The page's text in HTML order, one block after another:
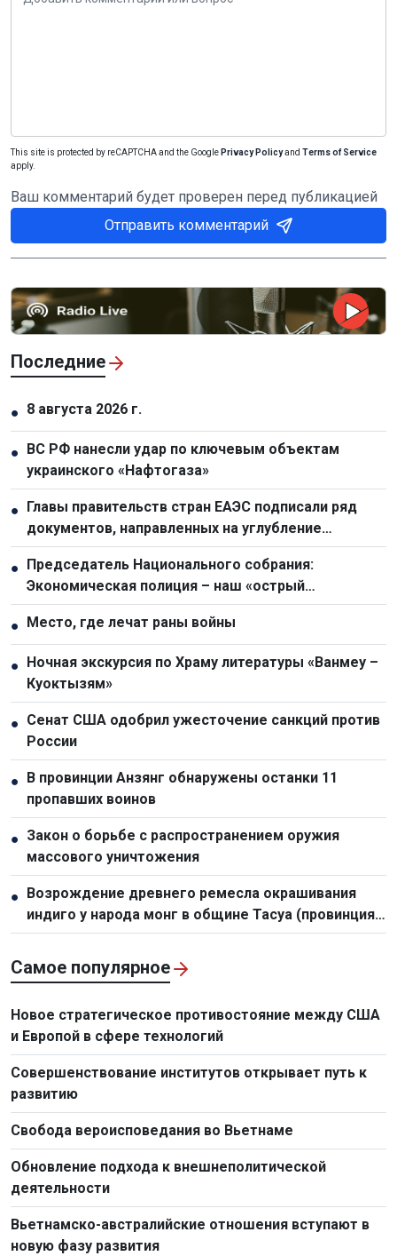
This site is protected by reCAPTCHA and the Google Privacy Policyand Terms of Service
apply.
Ваш комментарий будет проверен перед публикацией
Отправить комментарий
Последние
● 8 августа 2026 г.
●
ВС РФ нанесли удар по ключевым объектам
украинского «Нафтогаза»
●
Главы правительств стран ЕАЭС подписали ряд
документов, направленных на углубление
интеграции
●
Председатель Национального собрания:
Экономическая полиция – наш «острый
драгоценный меч» в борьбе с преступностью
●
Место, где лечат раны войны
●
Ночная экскурсия по Храму литературы «Ванмеу –
Куоктызям»
● Сенат США одобрил ужесточение санкций против
России
●
В провинции Анзянг обнаружены останки 11
пропавших воинов
● Закон о борьбе с распространением оружия
массового уничтожения
●
Возрождение древнего ремесла окрашивания
индиго у народа монг в общине Тасуа (провинция
Шонла)
Самое популярное
Новое стратегическое противостояние между США
и Европой в сфере технологий
Совершенствование институтов открывает путь к
развитию
Свобода вероисповедания во Вьетнаме
Обновление подхода к внешнеполитической
деятельности
Вьетнамско-австралийские отношения вступают в
новую фазу развития